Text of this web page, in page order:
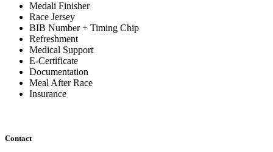
Medali Finisher
Race Jersey
BIB Number + Timing Chip
Refreshment
Medical Support
E-Certificate
Documentation
Meal After Race
Insurance
Contact